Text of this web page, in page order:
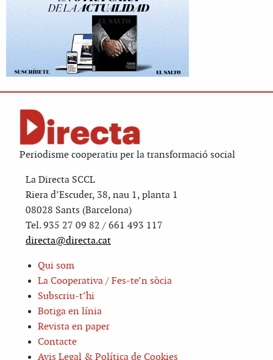
Periodisme cooperatiu per la transformació social
La Directa SCCL
Riera d’Escuder, 38, nau 1, planta 1
08028 Sants (Barcelona)
Tel. 935 27 09 82 / 661 493 117
directa@directa.cat
Qui som
La Cooperativa / Fes-te’n sòcia
Subscriu-t’hi
Botiga en línia
Revista en paper
Contacte
Avis Legal & Política de Cookies